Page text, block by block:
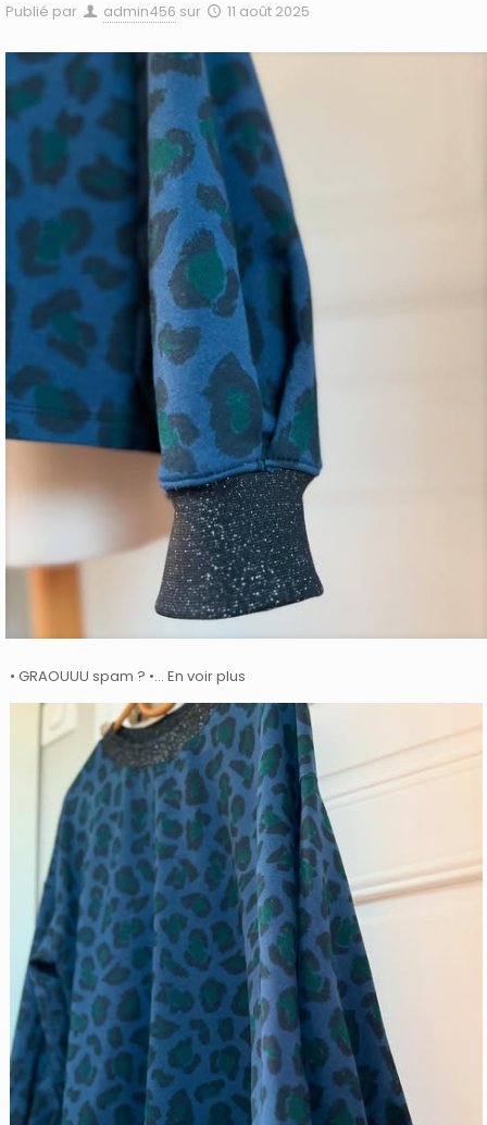
Publié par admin456 sur 11 août 2025
• GRAOUUU spam ? •… En voir plus